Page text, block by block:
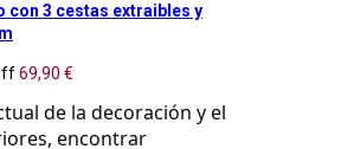
con 3 cestas extraibles y
69,90 €
de la decoración y el